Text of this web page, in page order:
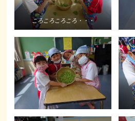
ころころころころ・・・